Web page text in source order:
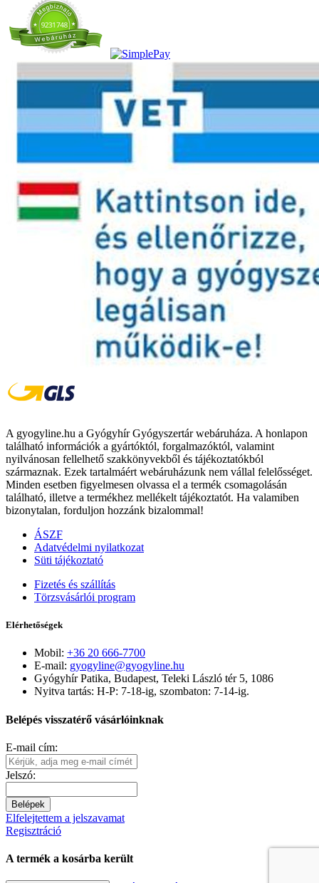
A gyogyline.hu a Gyógyhír Gyógyszertár webáruháza. A honlapon
található információk a gyártóktól, forgalmazóktól, valamint
nyilvánosan fellelhető szakkönyvekből és tájékoztatókból
származnak. Ezek tartalmáért webáruházunk nem vállal felelősséget.
Minden esetben figyelmesen olvassa el a termék csomagolásán
található, illetve a termékhez mellékelt tájékoztatót. Ha valamiben
bizonytalan, forduljon hozzánk bizalommal!
ÁSZF
Adatvédelmi nyilatkozat
Süti tájékoztató
Fizetés és szállítás
Törzsvásárlói program
Elérhetőségek
Mobil: +36 20 666-7700
E-mail: gyogyline@gyogyline.hu
Gyógyhír Patika, Budapest, Teleki László tér 5, 1086
Nyitva tartás: H-P: 7-18-ig, szombaton: 7-14-ig.
Belépés visszatérő vásárlóinknak
E-mail cím:
Jelszó:
Belépek
Elfelejtettem a jelszavamat
Regisztráció
A termék a kosárba került